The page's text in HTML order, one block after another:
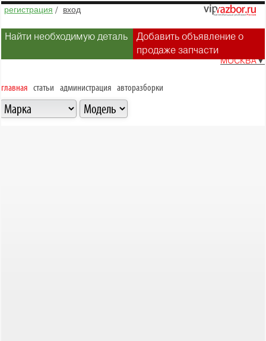
регистрация / вход
Найти необходимую деталь
Добавить объявление о
продаже запчасти
МОСКВА▼
главная статьи администрация авторазборки